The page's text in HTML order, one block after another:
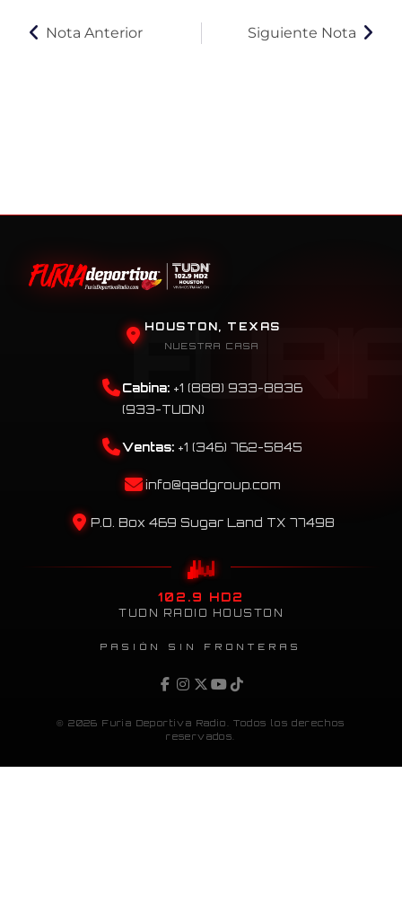
Nota Anterior Siguiente Nota
HOUSTON, TEXAS
NUESTRA CASA
Cabina: +1 (888) 933-8836
(933-TUDN)
Ventas: +1 (346) 762-5845
info@qadgroup.com
P.O. Box 469 Sugar Land TX 77498
102.9 HD2
TUDN RADIO HOUSTON
PASIÓN SIN FRONTERAS
© 2026 Furia Deportiva Radio. Todos los derechos
reservados.